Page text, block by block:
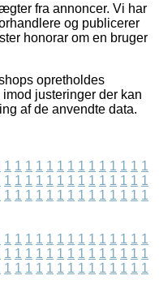
fra annoncer. Vi har
og publicerer
honorar om en bruger
opretholdes
justeringer der kan
af de anvendte data.
1 1 1 1 1 1 1 1 1 1 1 1 1 1
1 1 1 1 1 1 1 1 1 1 1 1 1 1
1 1 1 1 1 1 1 1 1 1 1 1 1 1
1 1 1 1 1 1 1 1 1 1 1 1 1 1
1 1 1 1 1 1 1 1 1 1 1 1 1 1
1 1 1 1 1 1 1 1 1 1 1 1 1 1